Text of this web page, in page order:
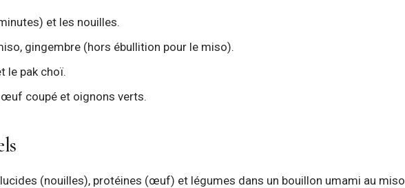
et les nouilles.
gingembre (hors ébullition pour le miso).
le pak choï.
coupé et oignons verts.
(nouilles), protéines (œuf) et légumes dans un bouillon umami au miso